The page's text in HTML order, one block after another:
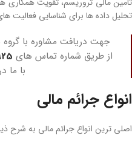
تحلیل داده ها برای شناسایی
جهت دریافت مشاوره با
از طریق شماره تماس های
با ما
انواع جرائم مالی
اصلی­ ترین انواع جرائم مالی به شرح ذیل